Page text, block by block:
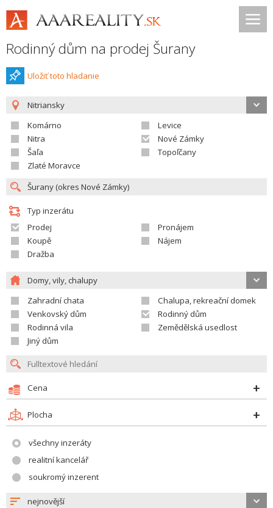
Rodinný dům na prodej Šurany
Uložiť toto hladanie
Nitriansky
Komárno
Levice
Nitra
Nové Zámky
Šaľa
Topoľčany
Zlaté Moravce
Typ inzerátu
Prodej
Pronájem
Koupě
Nájem
Dražba
Domy, vily, chalupy
Zahradní chata
Chalupa, rekreační domek
Venkovský dům
Rodinný dům
Rodinná vila
Zemědělská usedlost
Jiný dům
Cena
Plocha
všechny inzeráty
realitní kancelář
soukromý inzerent
nejnovější